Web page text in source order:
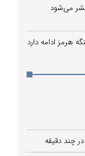
می‌شود
هرمز ادامه دارد